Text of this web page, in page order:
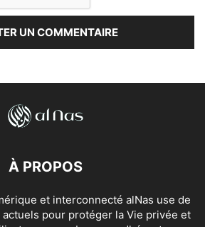
À PROPOS
et interconnecté alNas use de
pour protéger la Vie privée et